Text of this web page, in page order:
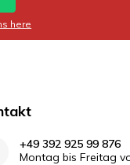
here
+49 392 925 99 876
Montag bis Freitag